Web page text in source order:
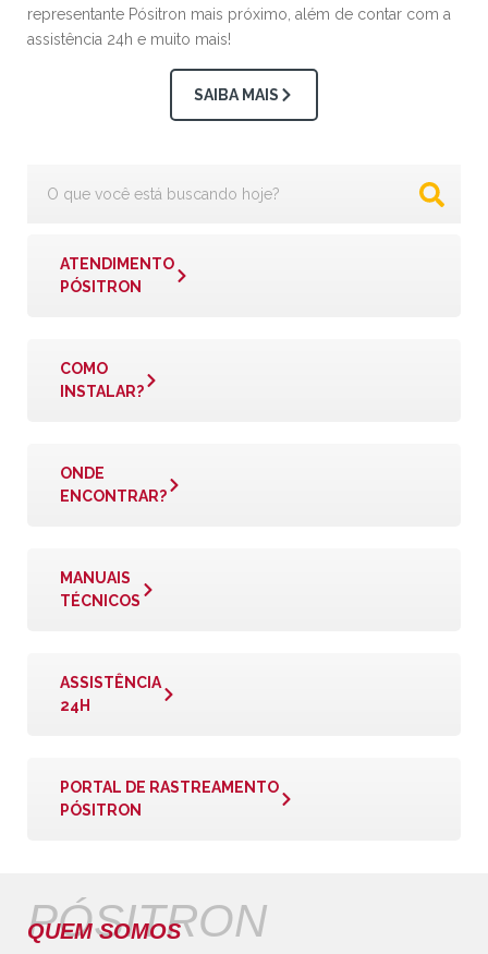
representante Pósitron mais próximo, além de contar com a
assistência 24h e muito mais!
SAIBA MAIS
ATENDIMENTO
PÓSITRON
COMO
INSTALAR?
ONDE
ENCONTRAR?
MANUAIS
TÉCNICOS
ASSISTÊNCIA
24H
PORTAL DE RASTREAMENTO
PÓSITRON
PÓSITRON
QUEM SOMOS